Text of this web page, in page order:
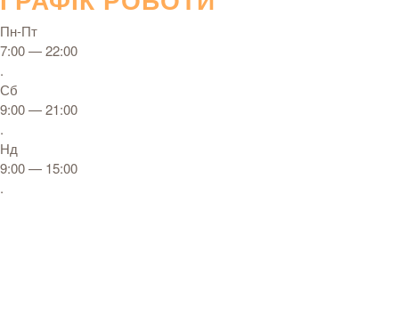
Пн-Пт
7:00 — 22:00
.
Сб
9:00 — 21:00
.
Нд
9:00 — 15:00
.